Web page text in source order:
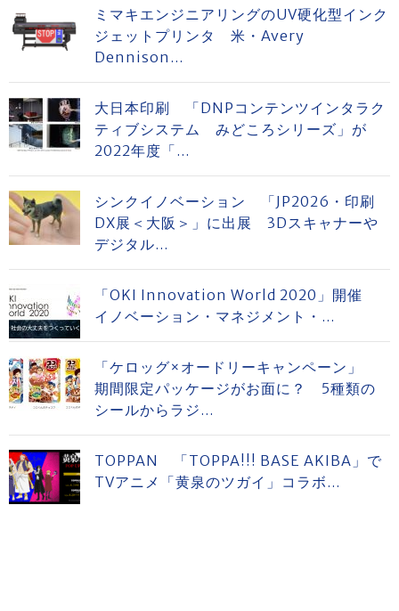
ミマキエンジニアリングのUV硬化型インク
ジェットプリンタ 米・Avery
Dennison...
大日本印刷 「DNPコンテンツインタラク
ティブシステム みどころシリーズ」が
2022年度「...
シンクイノベーション 「JP2026・印刷
DX展＜大阪＞」に出展 3Dスキャナーや
デジタル...
「OKI Innovation World 2020」開催
イノベーション・マネジメント・...
「ケロッグ×オードリーキャンペーン」
期間限定パッケージがお面に？ 5種類の
シールからラジ...
TOPPAN 「TOPPA!!! BASE AKIBA」で
TVアニメ「黄泉のツガイ」コラボ...